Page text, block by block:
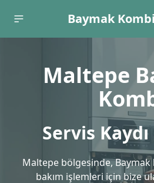
Baymak
Maltepe
Servis
Maltepe bölgesinde,
bakım işlemleri için bize